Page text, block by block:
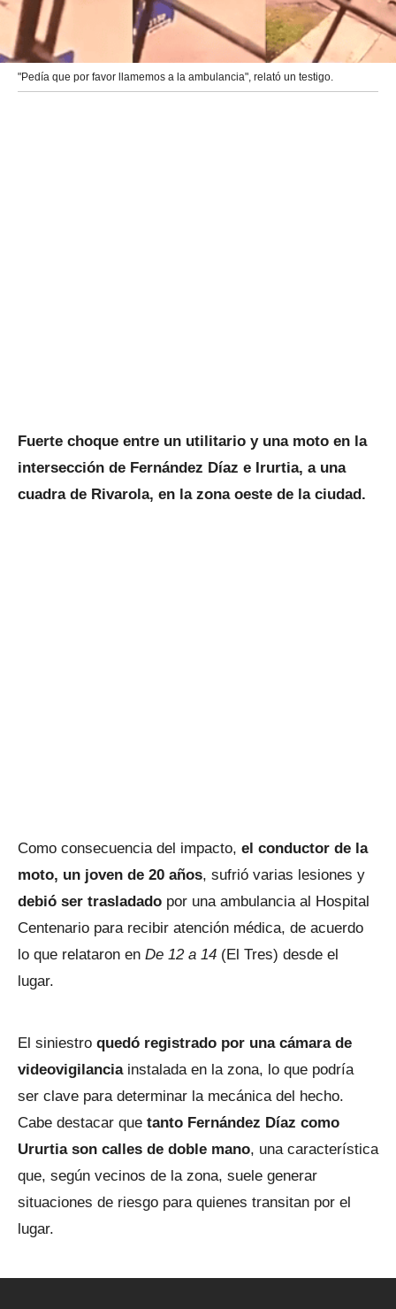
"Pedía que por favor llamemos a la ambulancia", relató un testigo.
Fuerte choque entre un utilitario y una moto en la
intersección de Fernández Díaz e Irurtia, a una
cuadra de Rivarola, en la zona oeste de la ciudad.
Como consecuencia del impacto, el conductor de la
moto, un joven de 20 años, sufrió varias lesiones y
debió ser trasladado por una ambulancia al Hospital
Centenario para recibir atención médica, de acuerdo
lo que relataron en De 12 a 14 (El Tres) desde el
lugar.
El siniestro quedó registrado por una cámara de
videovigilancia instalada en la zona, lo que podría
ser clave para determinar la mecánica del hecho.
Cabe destacar que tanto Fernández Díaz como
Ururtia son calles de doble mano, una característica
que, según vecinos de la zona, suele generar
situaciones de riesgo para quienes transitan por el
lugar.